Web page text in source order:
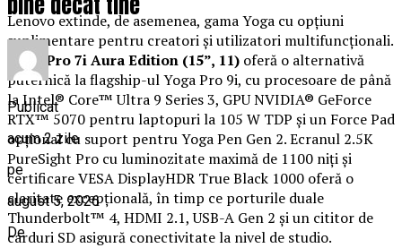
Lenovo extinde, de asemenea, gama Yoga cu opțiuni
suplimentare pentru creatori și utilizatori multifuncționali.
Yoga Pro 7i Aura Edition (15”, 11) oferă o alternativă
puternică la flagship-ul Yoga Pro 9i, cu procesoare de până
la Intel® Core™ Ultra 9 Series 3, GPU NVIDIA® GeForce
RTX™ 5070 pentru laptopuri la 105 W TDP și un Force Pad
opțional cu suport pentru Yoga Pen Gen 2. Ecranul 2.5K
PureSight Pro cu luminozitate maximă de 1100 niți și
certificare VESA DisplayHDR True Black 1000 oferă o
claritate excepțională, în timp ce porturile duale
Thunderbolt™ 4, HDMI 2.1, USB-A Gen 2 și un cititor de
carduri SD asigură conectivitate la nivel de studio.
Publicat
acum 2 zile
pe
august 5, 2026
De